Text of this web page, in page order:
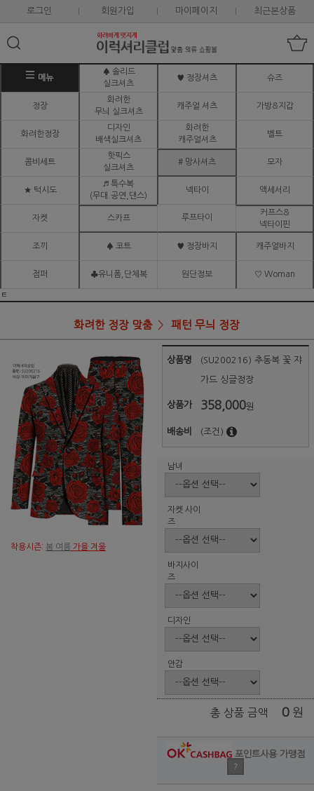
로그인 회원가입 마이페이지 최근본상품
메뉴
♠ 솔리드
실크셔츠
♥ 정장셔츠 슈즈
정장
화려한
무늬 실크셔츠
캐주얼 셔츠 가방&지갑
화려한정장
디자인
배색실크셔츠
화려한
캐주얼셔츠
벨트
콤비세트
핫픽스
실크셔츠
# 망사셔츠 모자
★ 턱시도
♬ 특수복
(무대.공연,댄스)
넥타이 액세서리
자켓 스카프 루프타이
커프스&
넥타이핀
조끼 ♠ 코트 ♥ 정장바지 캐주얼바지
점퍼 ♣유니폼,단체복 원단정보 ♡ Woman
ㅌ
화려한 정장 맞춤 패턴 무늬 정장
착용시즌: 봄 여름 가을 겨울
상품명 (SU200216) 추동복 꽃 쟈
가드 싱글정장
상품가 358,000원
배송비 (조건)
남녀
자켓 사이
즈
바지사이
즈
디자인
안감
총 상품 금액 0 원
포인트사용 가맹점
?